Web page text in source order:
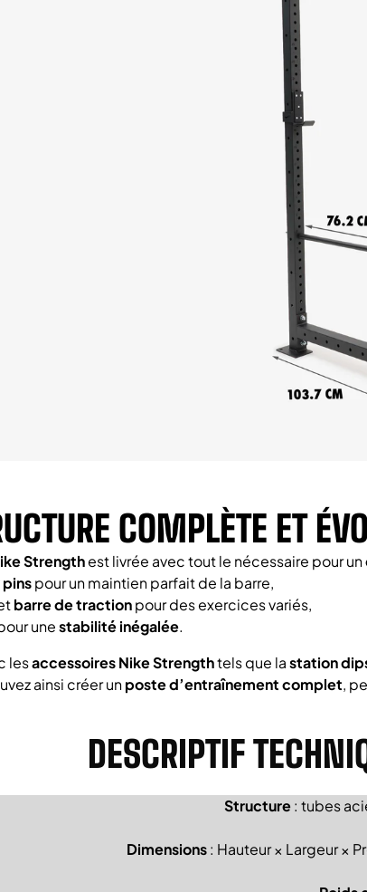
COMPLÈTE ET
Strengthest livrée avec tout le nécessaire pour un
pour un maintien parfait de la barre,
barre de tractionpour des exercices variés,
unestabilité inégalée.
lesaccessoires Nike Strengthtels que lastation
ainsi créer unposte d’entraînement complet,
DESCRIPTIF
Structure: tubes
Dimensions: Hauteur × Largeur ×